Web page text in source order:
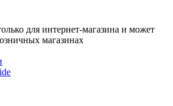
для интернет-магазина и может
магазинах